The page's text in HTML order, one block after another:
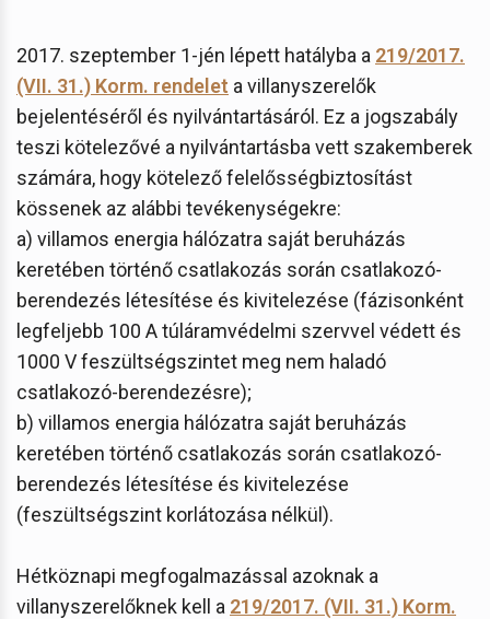
2017. szeptember 1-jén lépett hatályba a 219/2017.
(VII. 31.) Korm. rendelet a villanyszerelők
bejelentéséről és nyilvántartásáról. Ez a jogszabály
teszi kötelezővé a nyilvántartásba vett szakemberek
számára, hogy kötelező felelősségbiztosítást
kössenek az alábbi tevékenységekre:
a) villamos energia hálózatra saját beruházás
keretében történő csatlakozás során csatlakozó-
berendezés létesítése és kivitelezése (fázisonként
legfeljebb 100 A túláramvédelmi szervvel védett és
1000 V feszültségszintet meg nem haladó
csatlakozó-berendezésre);
b) villamos energia hálózatra saját beruházás
keretében történő csatlakozás során csatlakozó-
berendezés létesítése és kivitelezése
(feszültségszint korlátozása nélkül).
Hétköznapi megfogalmazással azoknak a
villanyszerelőknek kell a 219/2017. (VII. 31.) Korm.